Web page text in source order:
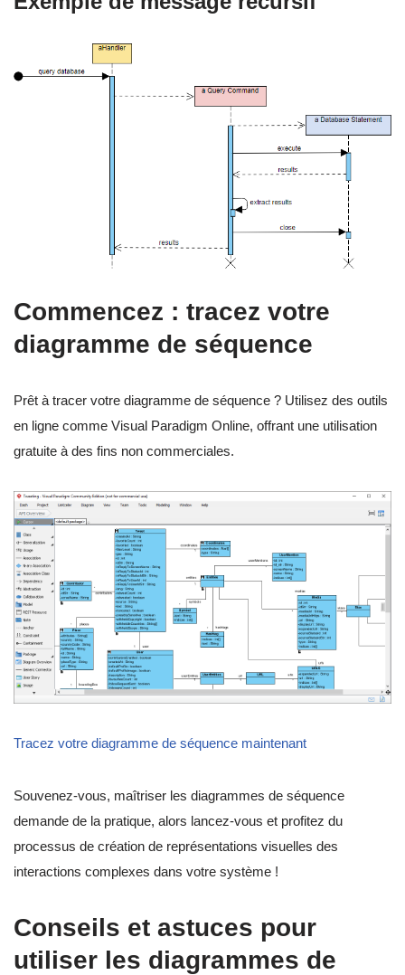
Commencez : tracez votre
diagramme de séquence
Prêt à tracer votre diagramme de séquence ? Utilisez des outils
en ligne comme Visual Paradigm Online, offrant une utilisation
gratuite à des fins non commerciales.
Tracez votre diagramme de séquence maintenant
Souvenez-vous, maîtriser les diagrammes de séquence
demande de la pratique, alors lancez-vous et profitez du
processus de création de représentations visuelles des
interactions complexes dans votre système !
Conseils et astuces pour
utiliser les diagrammes de